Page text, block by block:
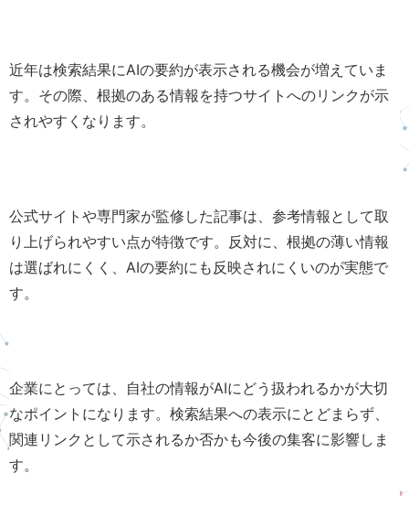
近年は検索結果にAIの要約が表示される機会が増えていま
す。その際、根拠のある情報を持つサイトへのリンクが示
されやすくなります。
公式サイトや専門家が監修した記事は、参考情報として取
り上げられやすい点が特徴です。反対に、根拠の薄い情報
は選ばれにくく、AIの要約にも反映されにくいのが実態で
す。
企業にとっては、自社の情報がAIにどう扱われるかが大切
なポイントになります。検索結果への表示にとどまらず、
関連リンクとして示されるか否かも今後の集客に影響しま
す。